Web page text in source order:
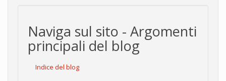
Naviga sul sito - Argomenti
principali del blog
Indice del blog